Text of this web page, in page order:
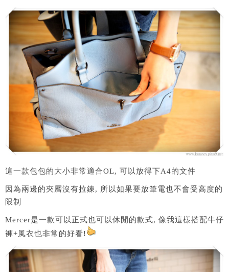
這一款包包的大小非常適合OL, 可以放得下A4的文件
因為兩邊的夾層沒有拉鍊, 所以如果要放筆電也不會受高度的
限制
Mercer是一款可以正式也可以休閒的款式, 像我這樣搭配牛仔
褲+風衣也非常的好看!